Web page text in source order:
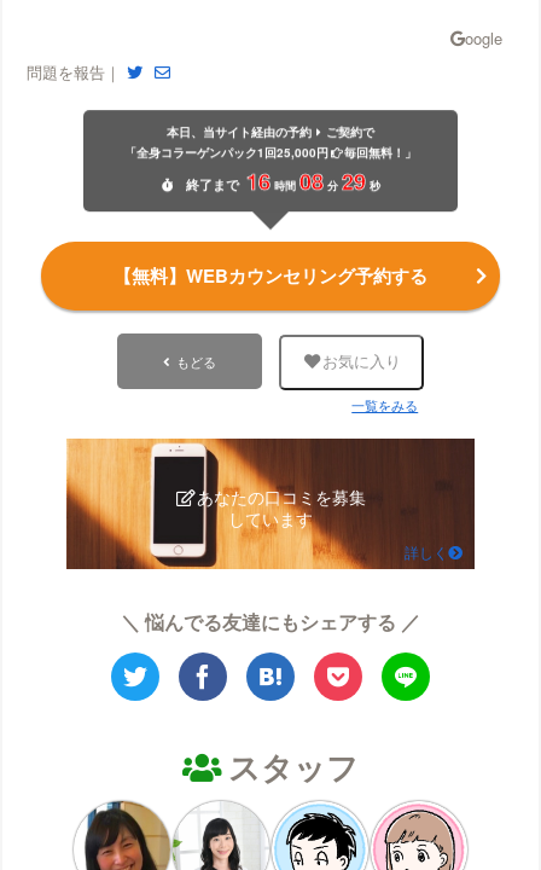
問題を報告｜
本日、当サイト経由の予約
ご契約で
「全身コラーゲンパック1回25,000円
毎回無料！」
終了 まで 16 時間 08 分 28 秒
【無料】WEBカウンセリング予約する
もどる お気に入り
一覧をみる
あなたの口コミを募集
しています
詳しく
＼ 悩んでる友達にもシェアする ／
スタッフ